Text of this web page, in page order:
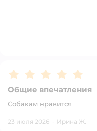
Рейтинг:5
Общие впечатления
Собакам нравится
23 июля 2026 · Ирина Ж.